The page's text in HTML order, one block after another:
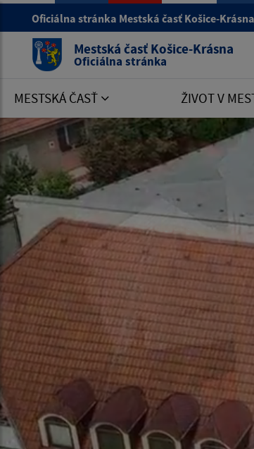
Oficiálna stránka Mestská časť Košice-Krásna
Mestská časť Košice-Krásna
Oficiálna stránka
MESTSKÁ ČASŤ ŽIVOT V